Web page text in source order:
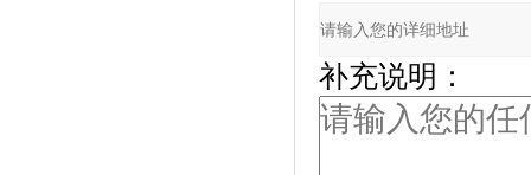
补充说明：